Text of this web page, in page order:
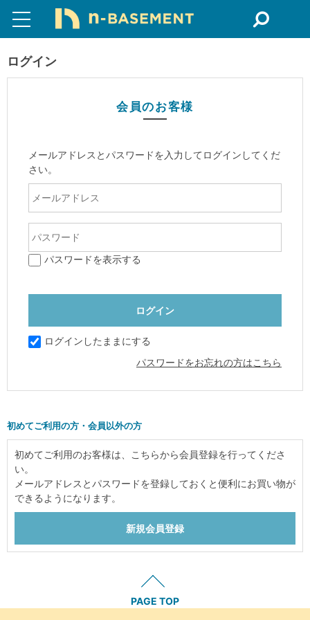
ログイン
会員のお客様
メールアドレスとパスワードを入力してログインしてくだ
さい。
パスワードを表示する
ログインしたままにする
パスワードをお忘れの方はこちら
初めてご利用の方・会員以外の方
初めてご利用のお客様は、こちらから会員登録を行ってくださ
い。
メールアドレスとパスワードを登録しておくと便利にお買い物が
できるようになります。
PAGE TOP